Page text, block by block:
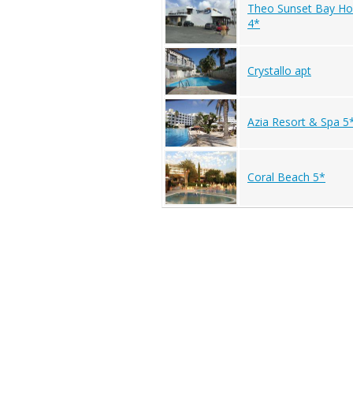
Theo Sunset Bay
4*
Crystallo apt
Azia Resort & Spa
Coral Beach 5*